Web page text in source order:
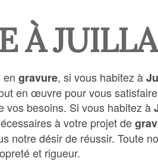
À
gravure, si vous habitez à
en œuvre pour vous
vos besoins. Si vous habitez à
à votre projet de
notre désir de réussir. Toute
et rigueur.